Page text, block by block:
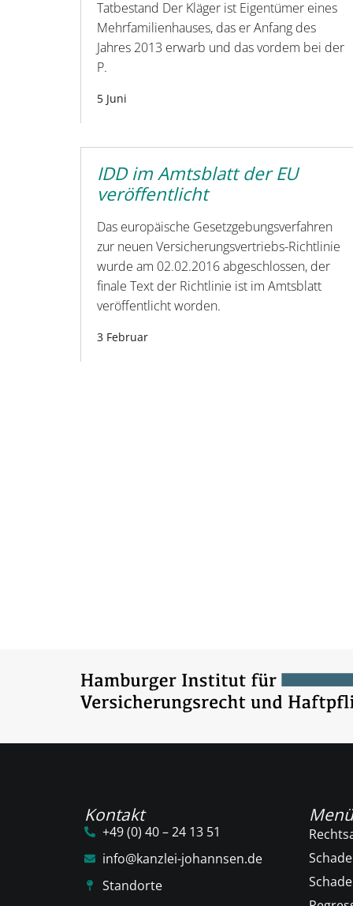
Tatbestand Der Kläger ist Eigentümer eines
Mehrfamilienhauses, das er Anfang des
Jahres 2013 erwarb und das vordem bei der
P.
5 Juni
IDD im Amtsblatt der EU
veröffentlicht
Das europäische Gesetzgebungsverfahren
zur neuen Versicherungsvertriebs-Richtlinie
wurde am 02.02.2016 abgeschlossen, der
finale Text der Richtlinie ist im Amtsblatt
veröffentlicht worden.
3 Februar
Kontakt
+49 (0) 40 – 24 13 51
info@kanzlei-johannsen.de
Standorte
Menü